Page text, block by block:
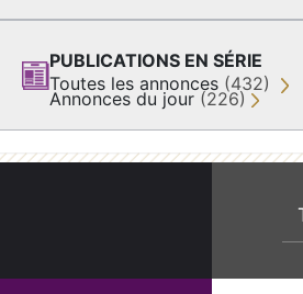
PUBLICATIONS EN SÉRIE
Toutes les annonces (432)
Annonces du jour (226)